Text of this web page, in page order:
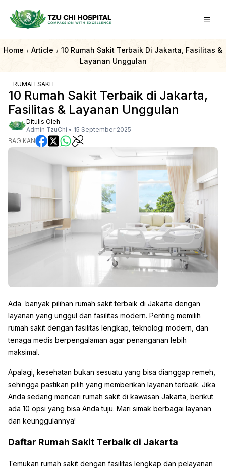
Home / Article / 10 Rumah Sakit Terbaik Di Jakarta, Fasilitas &
Layanan Unggulan
RUMAH SAKIT
10 Rumah Sakit Terbaik di Jakarta,
Fasilitas & Layanan Unggulan
Ditulis Oleh
Admin TzuChi • 15 September 2025
BAGIKAN
Ada banyak pilihan rumah sakit terbaik di Jakarta dengan
layanan yang unggul dan fasilitas modern. Penting memilih
rumah sakit dengan fasilitas lengkap, teknologi modern, dan
tenaga medis berpengalaman agar penanganan lebih
maksimal.
Apalagi, kesehatan bukan sesuatu yang bisa dianggap remeh,
sehingga pastikan pilih yang memberikan layanan terbaik. Jika
Anda sedang mencari rumah sakit di kawasan Jakarta, berikut
ada 10 opsi yang bisa Anda tuju. Mari simak berbagai layanan
dan keunggulannya!
Daftar Rumah Sakit Terbaik di Jakarta
Temukan rumah sakit dengan fasilitas lengkap dan pelayanan